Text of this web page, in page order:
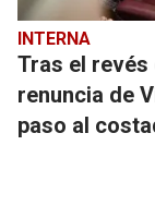
INTERNA
Tras el revés
renuncia de
paso al